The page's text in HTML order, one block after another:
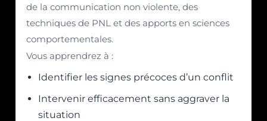
de la communication non violente, des
techniques de PNL et des apports en sciences
comportementales.
Vous apprendrez à :
Identifier les signes précoces d’un conflit
Intervenir efficacement sans aggraver la
situation